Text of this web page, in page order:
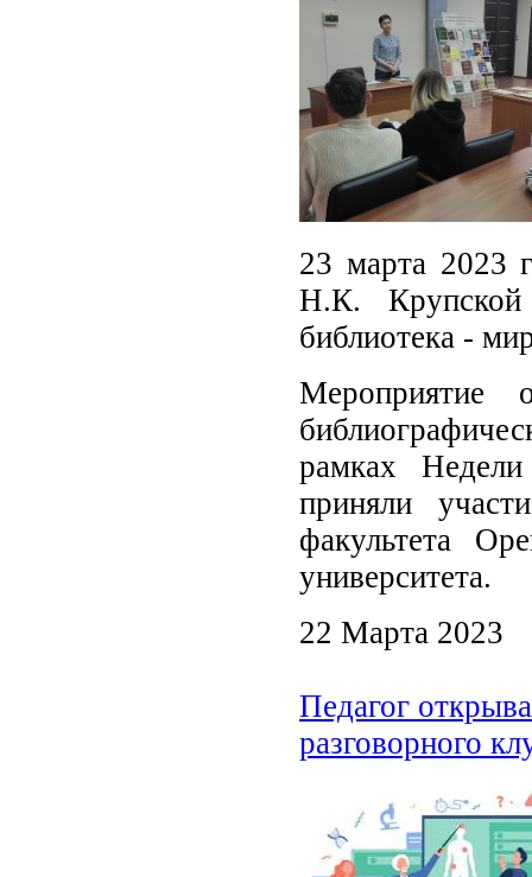
23 марта 2023
Н.К. Крупской
библиотека -
Мероприятие
рамках
приняли
факультета
университета.
22 Марта 2023
Педагог
разговорного